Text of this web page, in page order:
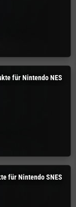
für Nintendo NES
für Nintendo SNES